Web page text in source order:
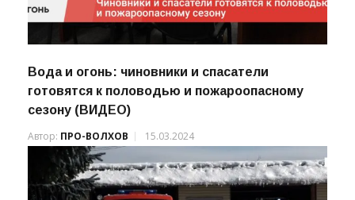
Вода и огонь: чиновники и спасатели
готовятся к половодью и пожароопасному
сезону (ВИДЕО)
Автор: ПРО-ВОЛХОВ 15.03.2024